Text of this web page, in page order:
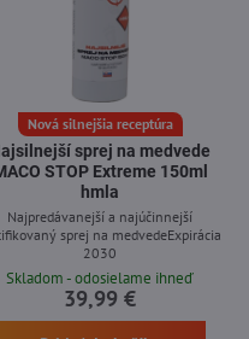
Nová silnejšia receptúra
sprej na medvede
STOP Extreme 150ml
hmla
Najpredávanejší a najúčinnejší
sprej na medvedeExpirácia
2030
Skladom - odosielame ihneď
39,99 €